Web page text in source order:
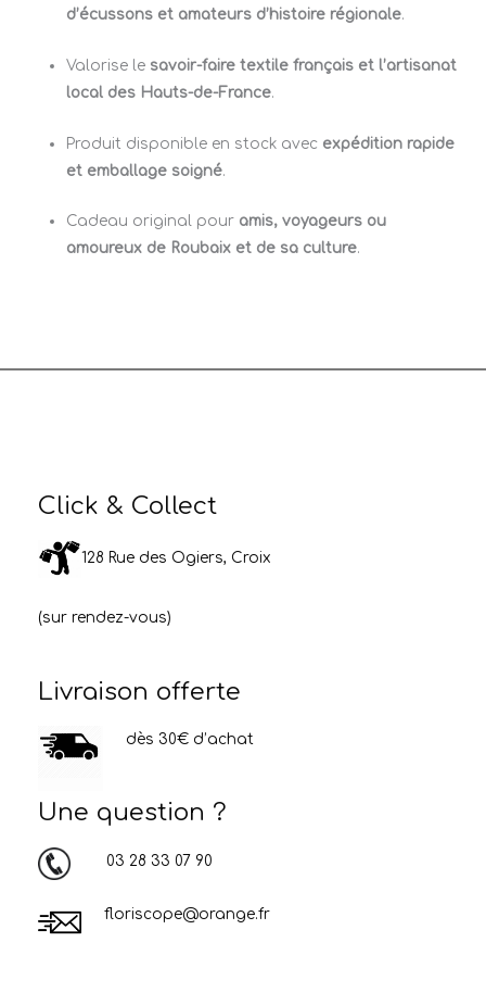
d’écussons et amateurs d’histoire régionale.
Valorise le savoir-faire textile français et l’artisanat
local des Hauts-de-France.
Produit disponible en stock avec expédition rapide
et emballage soigné.
Cadeau original pour amis, voyageurs ou
amoureux de Roubaix et de sa culture.
Click & Collect
128 Rue des Ogiers, Croix
(sur rendez-vous)
Livraison offerte
dès 30€ d’achat
Une question ?
03 28 33 07 90
floriscope@orange.fr